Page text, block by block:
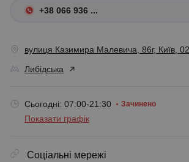
+38 066 936 ...
вулиця Казимира Малевича, 86г, Київ,
Либідська
Сьогодні: 07:00-21:30 Зачинено
Показати графік
Соціальні мережі